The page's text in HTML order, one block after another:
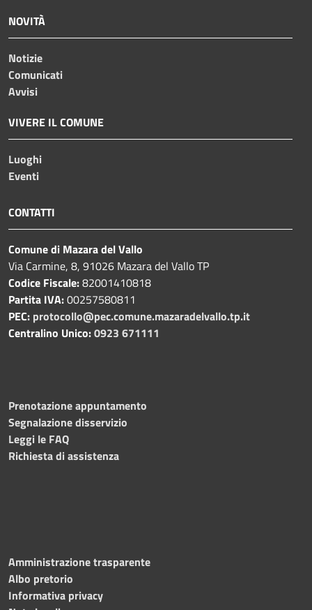
NOVITÀ
Notizie
Comunicati
Avvisi
VIVERE IL COMUNE
Luoghi
Eventi
CONTATTI
Comune di Mazara del Vallo
Via Carmine, 8, 91026 Mazara del Vallo TP
Codice Fiscale:82001410818
Partita IVA:00257580811
PEC: protocollo@pec.comune.mazaradelvallo.tp.it
Centralino Unico:0923 671111
Prenotazione appuntamento
Segnalazione disservizio
Leggi le FAQ
Richiesta di assistenza
Amministrazione trasparente
Albo pretorio
Informativa privacy